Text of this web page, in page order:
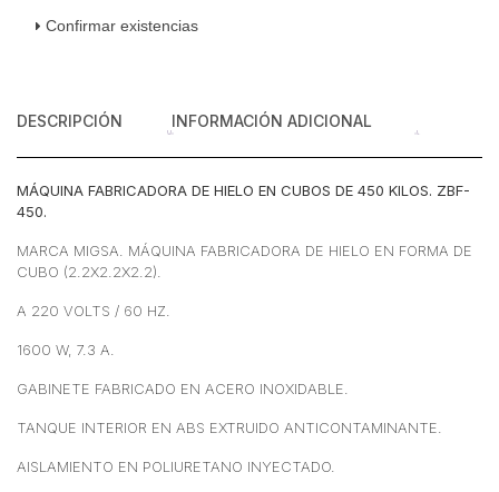
Confirmar existencias
DESCRIPCIÓN INFORMACIÓN ADICIONAL
MÁQUINA FABRICADORA DE HIELO EN CUBOS DE 450 KILOS. ZBF-
450.
MARCA MIGSA. MÁQUINA FABRICADORA DE HIELO EN FORMA DE
CUBO (2.2X2.2X2.2).
A 220 VOLTS / 60 HZ.
1600 W, 7.3 A.
GABINETE FABRICADO EN ACERO INOXIDABLE.
TANQUE INTERIOR EN ABS EXTRUIDO ANTICONTAMINANTE.
AISLAMIENTO EN POLIURETANO INYECTADO.